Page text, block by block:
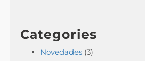
Categories
Novedades (3)